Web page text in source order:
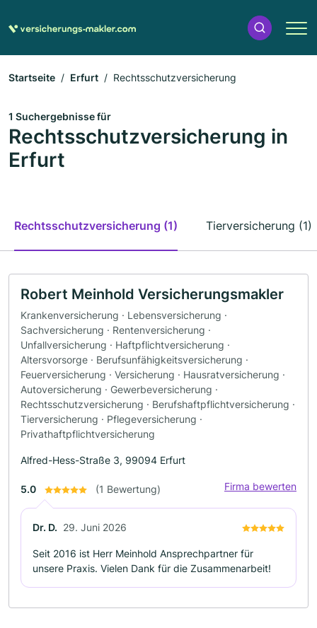
Startseite Erfurt Rechtsschutzversicherung
1 Suchergebnisse für
Rechtsschutzversicherung in
Erfurt
Rechtsschutzversicherung (1) Tierversicherung (1)
Robert Meinhold Versicherungsmakler
Krankenversicherung · Lebensversicherung ·
Sachversicherung · Rentenversicherung ·
Unfallversicherung · Haftpflichtversicherung ·
Altersvorsorge · Berufsunfähigkeitsversicherung ·
Feuerversicherung · Versicherung · Hausratversicherung ·
Autoversicherung · Gewerbeversicherung ·
Rechtsschutzversicherung · Berufshaftpflichtversicherung ·
Tierversicherung · Pflegeversicherung ·
Privathaftpflichtversicherung
Alfred-Hess-Straße 3, 99094 Erfurt
5.0 (1 Bewertung) Firma bewerten
Dr. D. 29. Juni 2026
Seit 2016 ist Herr Meinhold Ansprechpartner für
unsere Praxis. Vielen Dank für die Zusammenarbeit!